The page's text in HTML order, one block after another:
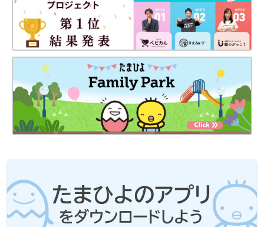
れる量・かたさなどには個人差があるので、その子に合ったペー
スで進めましょう。なお、食物アレルギーと診断されている場合
は、医師の指導、指示に従ってください。
●だし汁や野菜スープ、水、湯などの水分量は出来上がり量を目
安にしています。使う鍋の大きさや火力、食材に含まれる水分量
などによって、途中で水分がたりなくなるような場合は、適宜水
分をたして焦げないようにご注意ください。
●水やだし汁の量は目安です。仕上がりが水分が少なく食べにく
いときは、水分をたして再度短時間加熱して調節してください。
●だし汁、野菜スープなどは手作りかベビーフードを使ってくだ
さい。
●材料内の鶏卵はMサイズ、じゃがいもやトマトなどの野菜は中
玉が基本です。計量は1カップ＝200mL、大さじ1＝15mL、小さ
じ1＝5mLが基本です。グラム表記は標準サイズの食材で算出し